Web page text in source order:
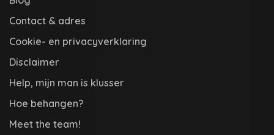
Contact & adres
Cookie- en privacyverklaring
Disclaimer
Help, mijn man is klusser
Hoe behangen?
Meet the team!